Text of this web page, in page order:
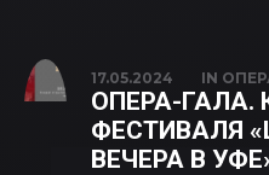
ЭЛЬВИРА ФАТЫХОВА
17.05.2024 IN
ОПЕРА-ГАЛА.
ФЕСТИВАЛЯ
ВЕЧЕРА В